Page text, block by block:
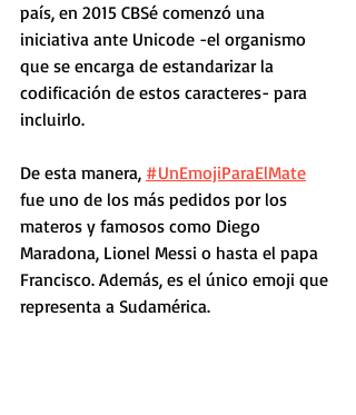
país, en 2015 CBSé comenzó una
iniciativa ante Unicode -el organismo
que se encarga de estandarizar la
codificación de estos caracteres- para
incluirlo.
De esta manera, #UnEmojiParaElMate
fue uno de los más pedidos por los
materos y famosos como Diego
Maradona, Lionel Messi o hasta el papa
Francisco. Además, es el único emoji que
representa a Sudamérica.